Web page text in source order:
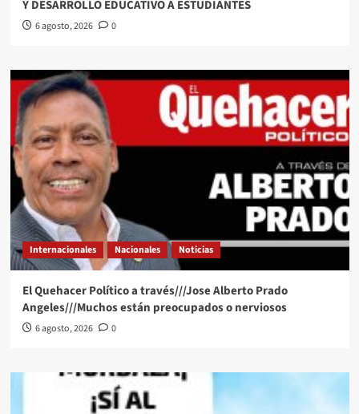
Y DESARROLLO EDUCATIVO A ESTUDIANTES
6 agosto, 2026 0
Internacionales Nacionales Noticias
El Quehacer Político a través///Jose Alberto Prado
Angeles///Muchos están preocupados o nerviosos
6 agosto, 2026 0